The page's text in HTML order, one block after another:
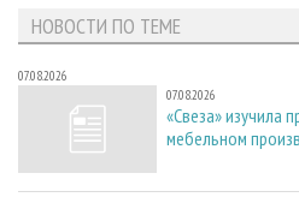
НОВОСТИ ПО ТЕМЕ
07.08.2026
07.08.2026
«Свеза» изучила
мебельном